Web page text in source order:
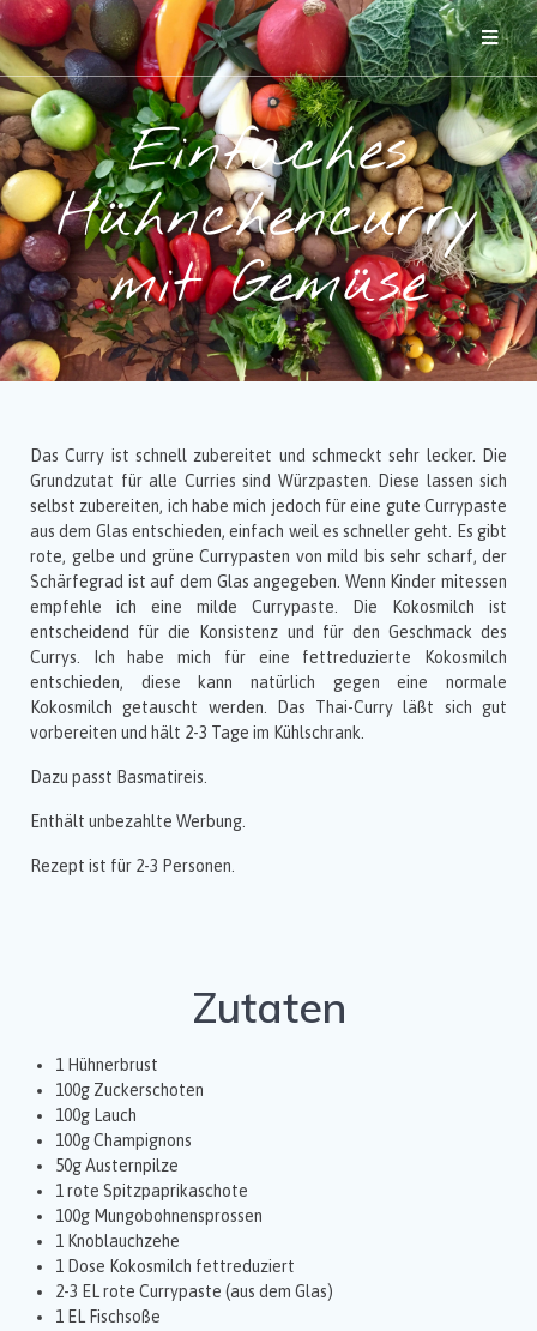
Einfaches
Hühnchencurry
mit Gemüse
Das Curry ist schnell zubereitet und schmeckt sehr lecker. Die
Grundzutat für alle Curries sind Würzpasten. Diese lassen sich
selbst zubereiten, ich habe mich jedoch für eine gute Currypaste
aus dem Glas entschieden, einfach weil es schneller geht. Es gibt
rote, gelbe und grüne Currypasten von mild bis sehr scharf, der
Schärfegrad ist auf dem Glas angegeben. Wenn Kinder mitessen
empfehle ich eine milde Currypaste. Die Kokosmilch ist
entscheidend für die Konsistenz und für den Geschmack des
Currys. Ich habe mich für eine fettreduzierte Kokosmilch
entschieden, diese kann natürlich gegen eine normale
Kokosmilch getauscht werden. Das Thai-Curry läßt sich gut
vorbereiten und hält 2-3 Tage im Kühlschrank.
Dazu passt Basmatireis.
Enthält unbezahlte Werbung.
Rezept ist für 2-3 Personen.
Zutaten
1 Hühnerbrust
100g Zuckerschoten
100g Lauch
100g Champignons
50g Austernpilze
1 rote Spitzpaprikaschote
100g Mungobohnensprossen
1 Knoblauchzehe
1 Dose Kokosmilch fettreduziert
2-3 EL rote Currypaste (aus dem Glas)
1 EL Fischsoße